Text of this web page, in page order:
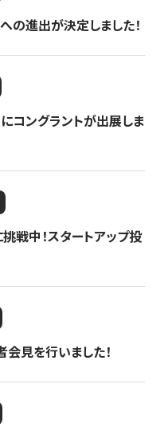
の進出が決定しました！
コングラントが出展しま
戦中！スタートアップ投
見を行いました！